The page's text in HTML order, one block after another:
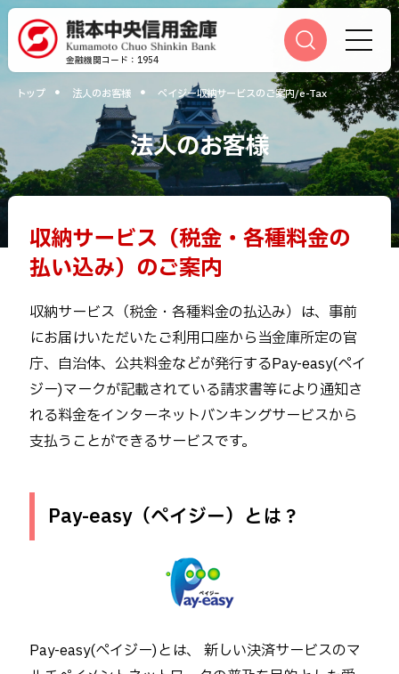
金融機関コード：1954
トップ 法人のお客様 ペイジー収納サービスのご案内/e-Tax
法人のお客様
収納サービス（税金・各種料金の
払い込み）のご案内
収納サービス（税金・各種料金の払込み）は、事前
にお届けいただいたご利用口座から当金庫所定の官
庁、自治体、公共料金などが発行するPay-easy(ペイ
ジー)マークが記載されている請求書等により通知さ
れる料金をインターネットバンキングサービスから
支払うことができるサービスです。
Pay-easy（ペイジー）とは？
Pay-easy(ペイジー)とは、 新しい決済サービスのマ
貯める
ふやす
運用する
そなえる
便利に
つかう
相談する
店舗・ATM
当金庫について
採用情報
手数料一覧
相談予約
方針・指針
重要事項のお知らせ
各種規定集のご案内
キャッシュカード利用
休眠預金等のお取り扱いについ
電子決済等代行業者について
サイトマップ
個人のお客様